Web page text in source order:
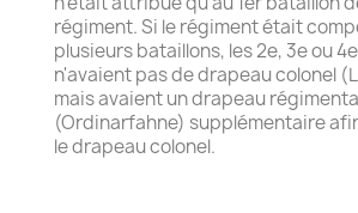
régiment. Si le régiment était
plusieurs bataillons, les 2e, 3e ou
n'avaient pas de drapeau colonel
mais avaient un drapeau
(Ordinarfahne) supplémentaire
le drapeau colonel.